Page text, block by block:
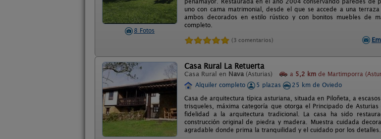
8 Fotos
uno con cama matrimonial, desde el que se accede a una
ambos decorados en estilo rústico y con bonitos muebles de
completo.
(3 comentarios)
Casa Rural La Retuerta
Casa Rural en Nava (Asturias) a 5,2 km de Martimporra
Alquiler completo
5 plazas
25 km de Oviedo
Casa de arquitectura típica asturiana, situada en Piloñeta, a
trisqueles, máxima categoría que otorga el Principado de
fidelidad a la arquitectura tradicional. La casa ha sido
construcción original de piedra y madera. Muestra cuidada
agradable donde prima la tranquilidad y el cuidado por los detalles.